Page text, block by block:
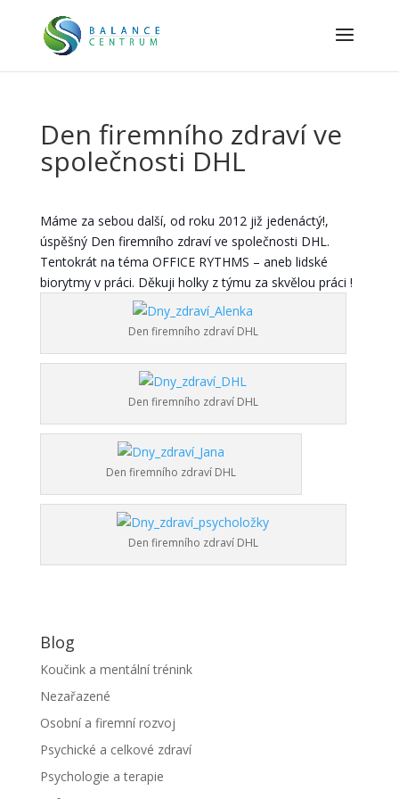
Den firemního zdraví ve
společnosti DHL
Máme za sebou další, od roku 2012 již jedenáctý!,
úspěšný Den firemního zdraví ve společnosti DHL.
Tentokrát na téma OFFICE RYTHMS – aneb lidské
biorytmy v práci. Děkuji holky z týmu za skvělou práci !
Den firemního zdraví DHL
Den firemního zdraví DHL
Den firemního zdraví DHL
Den firemního zdraví DHL
Blog
Koučink a mentální trénink
Nezařazené
Osobní a firemní rozvoj
Psychické a celkové zdraví
Psychologie a terapie